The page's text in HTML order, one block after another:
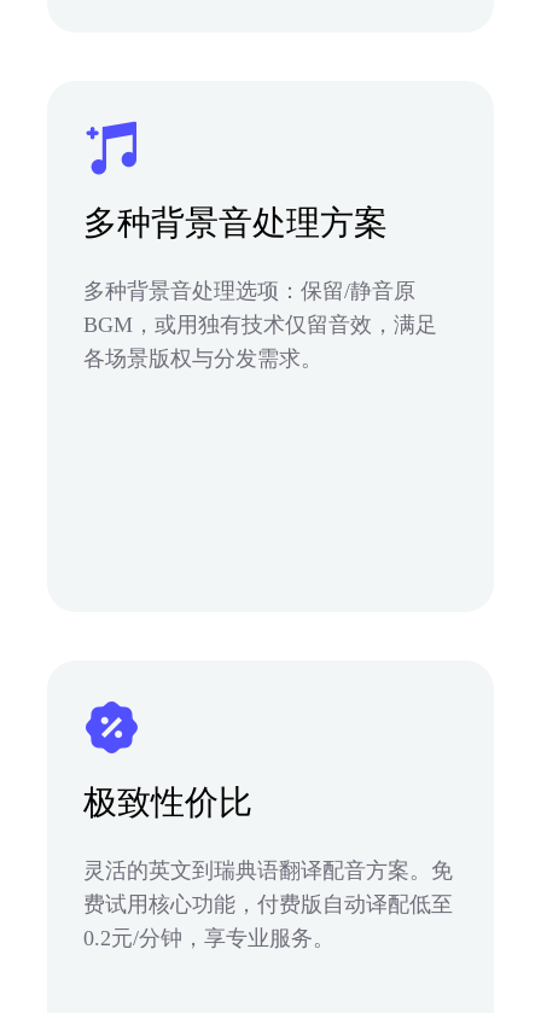
多种背景音处理方案
多种背景音处理选项：保留/静音原
BGM，或用独有技术仅留音效，满足
各场景版权与分发需求。
极致性价比
灵活的英文到瑞典语翻译配音方案。免
费试用核心功能，付费版自动译配低至
0.2元/分钟，享专业服务。